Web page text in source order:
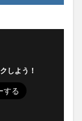
しよう！